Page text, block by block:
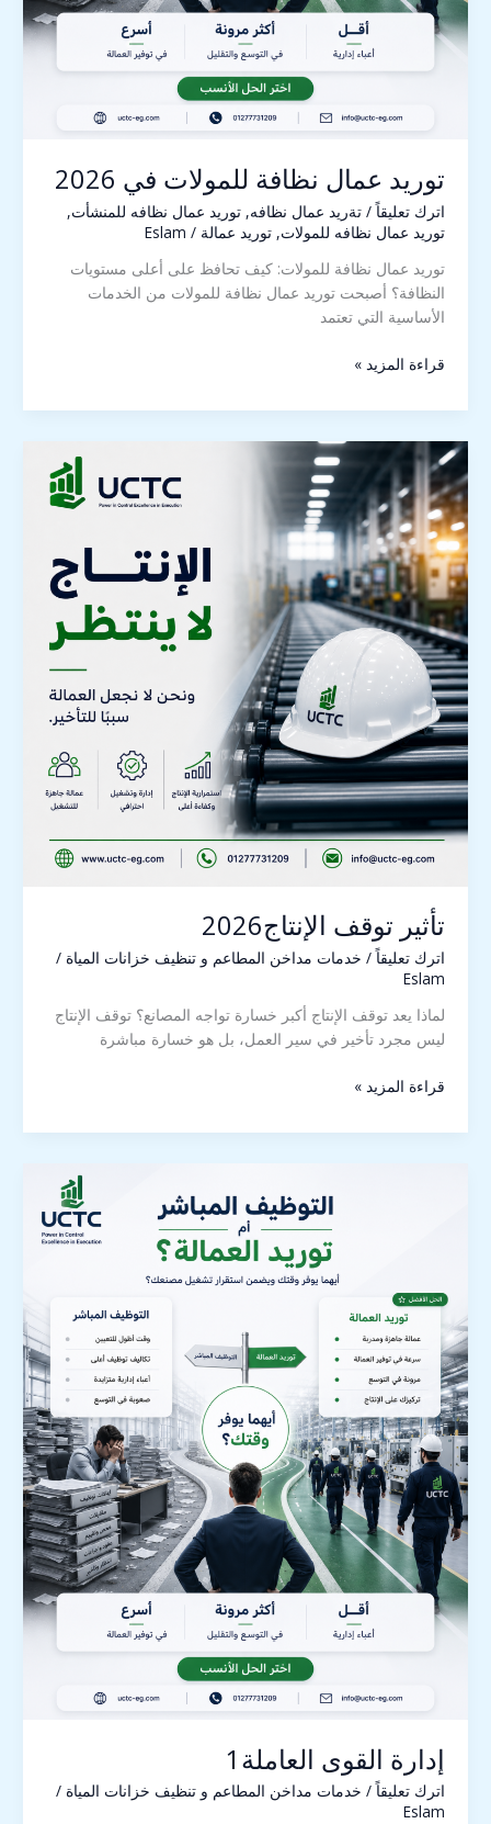
توريد عمال نظافة للمولات في 2026
اترك تعليقاً / تةريد عمال نظافه, توريد عمال نظافه للمنشأت,
توريد عمال نظافه للمولات, توريد عمالة /
Eslam
توريد عمال نظافة للمولات: كيف تحافظ على أعلى مستويات
النظافة؟ أصبحت توريد عمال نظافة للمولات من الخدمات
الأساسية التي تعتمد
قراءة المزيد »
تأثير توقف الإنتاج2026
اترك تعليقاً / خدمات مداخن المطاعم و تنظيف خزانات المياة /
Eslam
لماذا يعد توقف الإنتاج أكبر خسارة تواجه المصانع؟ توقف الإنتاج
ليس مجرد تأخير في سير العمل، بل هو خسارة مباشرة
تأثير
توقف
الإنتاج2026
قراءة المزيد »
إدارة القوى العاملة1
اترك تعليقاً / خدمات مداخن المطاعم و تنظيف خزانات المياة /
Eslam